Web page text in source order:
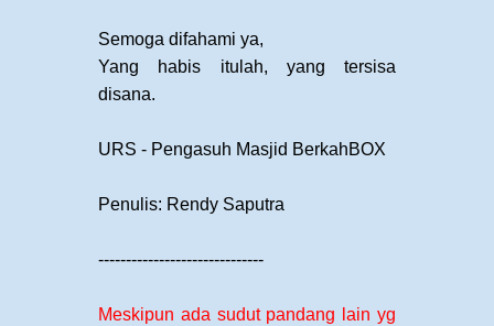
Semoga difahami ya,
Yang habis itulah, yang tersisa
disana.
URS - Pengasuh Masjid BerkahBOX
Penulis: Rendy Saputra
------------------------------
Meskipun ada sudut pandang lain yg